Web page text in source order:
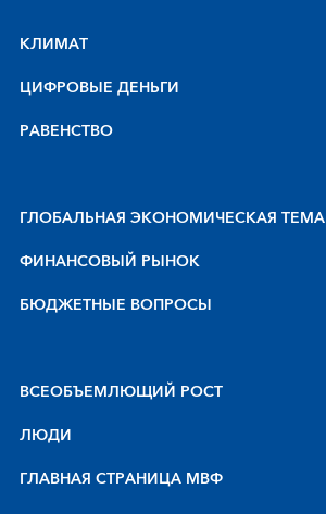
КЛИМАТ
ЦИФРОВЫЕ ДЕНЬГИ
РАВЕНСТВО
ГЛОБАЛЬНАЯ ЭКОНОМИЧЕСКАЯ ТЕМА
ФИНАНСОВЫЙ РЫНОК
БЮДЖЕТНЫЕ ВОПРОСЫ
BCEOБЪEMЛЮЩИЙ POCT
ЛЮДИ
ГЛАВНАЯ СТРАНИЦА МВФ